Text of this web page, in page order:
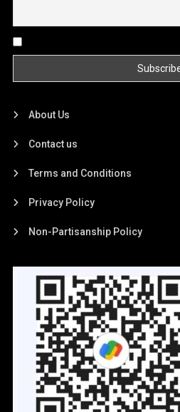
About Us
Contact us
Terms and Conditions
Privacy Policy
Non-Partisanship Policy